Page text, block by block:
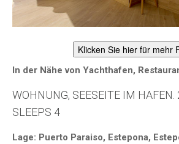
Klicken Sie hier für mehr
In der Nähe von Yachthafen,
WOHNUNG, SEESEITE IM HAFEN.
SLEEPS 4
Lage: Puerto Paraiso, Estepona,